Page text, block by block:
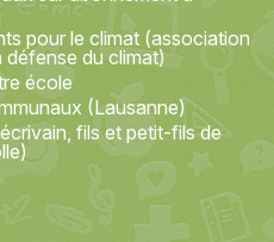
pour le climat (association
défense du climat)
école
(Lausanne)
fils et petit-fils de